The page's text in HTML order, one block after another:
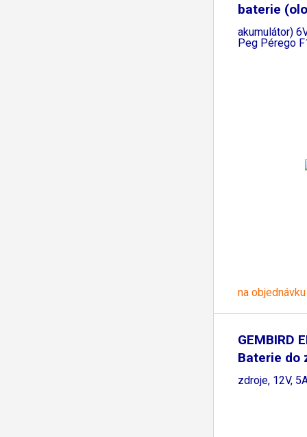
baterie
akumulátor)
Peg Pérego
na objednávku
GEMBIRD
Baterie do
zdroje, 12V,